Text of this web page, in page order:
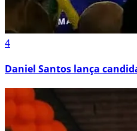
4
Daniel Santos lança